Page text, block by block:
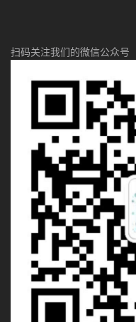
扫码关注我们的微信公众号